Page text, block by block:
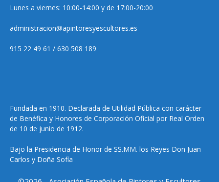
Lunes a viernes: 10:00-14:00 y de 17:00-20:00
administracion@apintoresyescultores.es
915 22 49 61 / 630 508 189
Fundada en 1910. Declarada de Utilidad Pública con carácter
de Benéfica y Honores de Corporación Oficial por Real Orden
de 10 de junio de 1912.
Bajo la Presidencia de Honor de SS.MM. los Reyes Don Juan
Carlos y Doña Sofía